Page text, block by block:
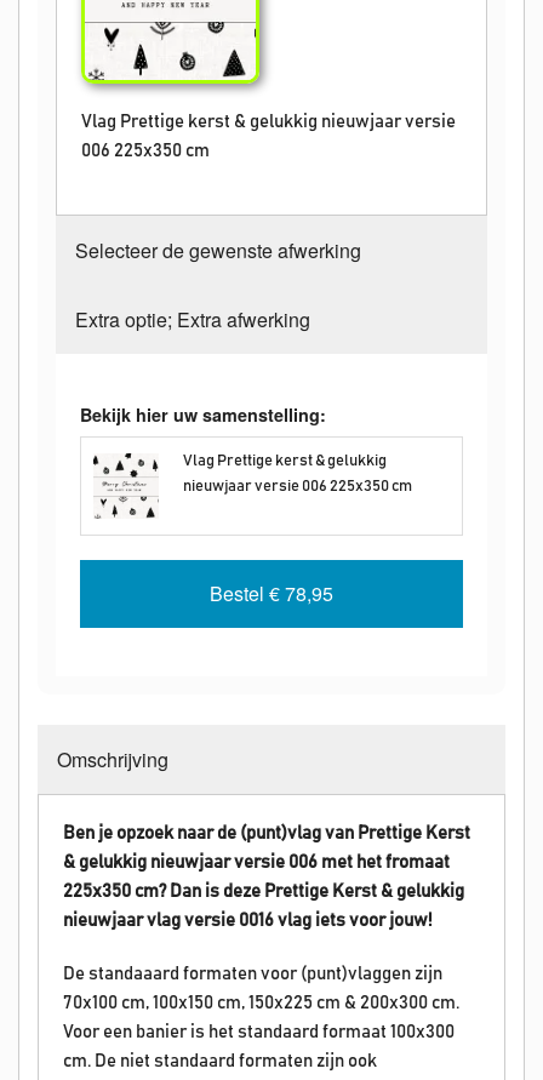
Vlag Prettige kerst & gelukkig nieuwjaar versie
006 225x350 cm
Selecteer de gewenste afwerking
Extra optie; Extra afwerking
Bekijk hier uw samenstelling:
Vlag Prettige kerst & gelukkig
nieuwjaar versie 006 225x350 cm
Bestel € 78,95
Omschrijving
Ben je opzoek naar de (punt)vlag van Prettige Kerst
& gelukkig nieuwjaar versie 006 met het fromaat
225x350 cm? Dan is deze Prettige Kerst & gelukkig
nieuwjaarvlag versie 0016 vlag iets voor jouw!
De standaaard formaten voor (punt)vlaggen zijn
70x100 cm, 100x150 cm, 150x225 cm & 200x300 cm.
Voor een banier is het standaard formaat 100x300
cm. De niet standaard formaten zijn ook